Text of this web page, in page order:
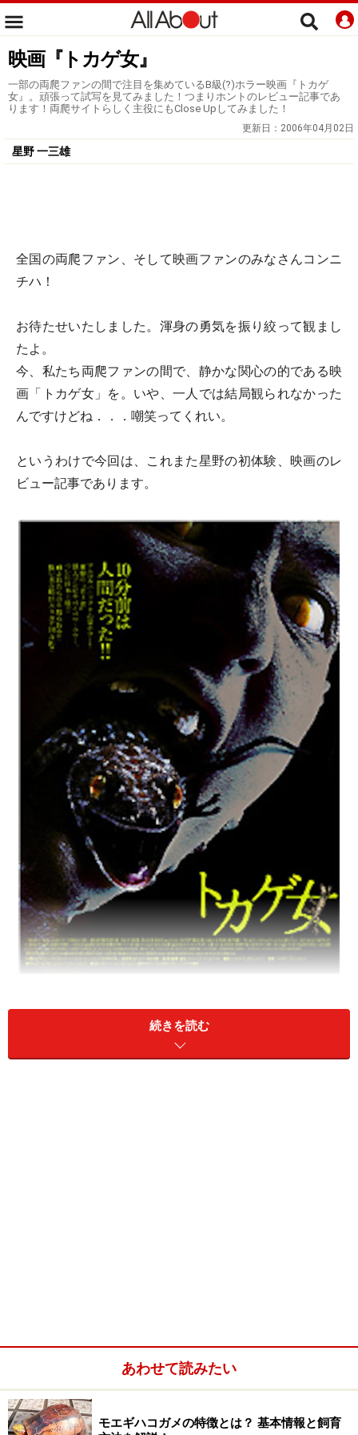
映画『トカゲ女』
一部の両爬ファンの間で注目を集めているB級(?)ホラー映画『トカゲ
女』。頑張って試写を見てみました！つまりホントのレビュー記事であ
ります！両爬サイトらしく主役にもClose Upしてみました！
更新日： 2006年04月02日
星野 一三雄
全国の両爬ファン、そして映画ファンのみなさんコンニ
チハ！
お待たせいたしました。渾身の勇気を振り絞って観まし
たよ。
今、私たち両爬ファンの間で、静かな関心の的である映
画「トカゲ女」を。いや、一人では結局観られなかった
んですけどね．．．嘲笑ってくれい。
というわけで今回は、これまた星野の初体験、映画のレ
ビュー記事であります。
2004年／タイ／1時間39分／エイベックス・エンタテイ
ンメント＋トルネード・フィルム配給
公式サイト： http://www.tokage-onna.com/
続きを読む
あわせて読みたい
モエギハコガメの特徴とは？ 基本情報と飼育